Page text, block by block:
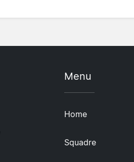
Menu
Home
Squadre